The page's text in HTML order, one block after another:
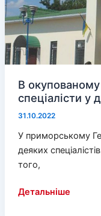
В окупованому
спеціалісти у
31.10.2022
У приморському
деяких
того,
В
Детальніше